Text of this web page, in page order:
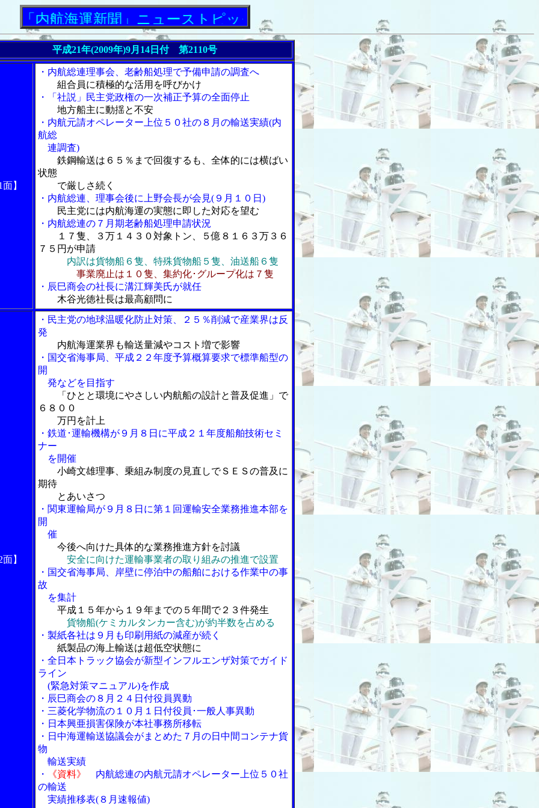
航海運新聞」ニューストピックス
平成21年(2009年)9月14日付 第2110号
】
・内航総連理事会、老齢船処理で予備申請の調査へ
組合員に積極的な活用を呼びかけ
・「社説」民主党政権の一次補正予算の全面停止
地方船主に動揺と不安
・内航元請オペレーター上位５０社の８月の輸送実績(内
航総
連調査)
鉄鋼輸送は６５％まで回復するも、全体的には横ばい
状態
で厳しさ続く
・内航総連、理事会後に上野会長が会見(９月１０日)
民主党には内航海運の実態に即した対応を望む
・内航総連の７月期老齢船処理申請状況
１７隻、３万１４３０対象トン、５億８１６３万３６
７５円が申請
内訳は貨物船６隻、特殊貨物船５隻、油送船６隻
事業廃止は１０隻、集約化･グループ化は７隻
・辰巳商会の社長に溝江輝美氏が就任
木谷光徳社長は最高顧問に
】
・民主党の地球温暖化防止対策、２５％削減で産業界は反
発
内航海運業界も輸送量減やコスト増で影響
・国交省海事局、平成２２年度予算概算要求で標準船型の
開
発などを目指す
「ひとと環境にやさしい内航船の設計と普及促進」で
６８００
万円を計上
・鉄道･運輸機構が９月８日に平成２１年度船舶技術セミ
ナー
を開催
小崎文雄理事、乗組み制度の見直しでＳＥＳの普及に
期待
とあいさつ
・関東運輸局が９月８日に第１回運輸安全業務推進本部を
開
催
今後へ向けた具体的な業務推進方針を討議
安全に向けた運輸事業者の取り組みの推進で設置
・国交省海事局、岸壁に停泊中の船舶における作業中の事
故
を集計
平成１５年から１９年までの５年間で２３件発生
貨物船(ケミカルタンカー含む)が約半数を占める
・製紙各社は９月も印刷用紙の減産が続く
紙製品の海上輸送は超低空状態に
・全日本トラック協会が新型インフルエンザ対策でガイド
ライン
(緊急対策マニュアル)を作成
・辰巳商会の８月２４日付役員異動
・三菱化学物流の１０月１日付役員･一般人事異動
・日本興亜損害保険が本社事務所移転
・日中海運輸送協議会がまとめた７月の日中間コンテナ貨
物
輸送実績
・
《資料》
内航総連の内航元請オペレーター上位５０社
の輸送
実績推移表(８月速報値)